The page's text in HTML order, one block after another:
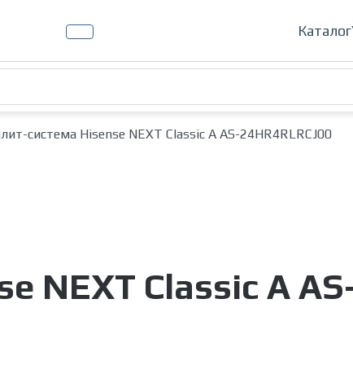
Каталог
система Hisense NEXT Classic A AS-24HR4RLRCJ00
NEXT Classic A